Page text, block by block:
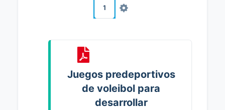
1
Juegos predeportivos
de voleibol para
desarrollar